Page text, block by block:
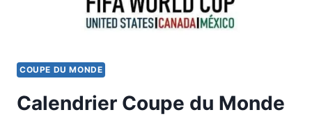
COUPE DU MONDE
Calendrier Coupe du Monde